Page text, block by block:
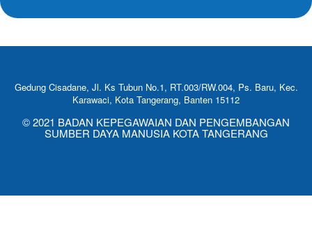
Gedung Cisadane, Jl. Ks Tubun No.1, RT.003/RW.004, Ps. Baru, Kec.
Karawaci, Kota Tangerang, Banten 15112
© 2021 BADAN KEPEGAWAIAN DAN PENGEMBANGAN
SUMBER DAYA MANUSIA KOTA TANGERANG